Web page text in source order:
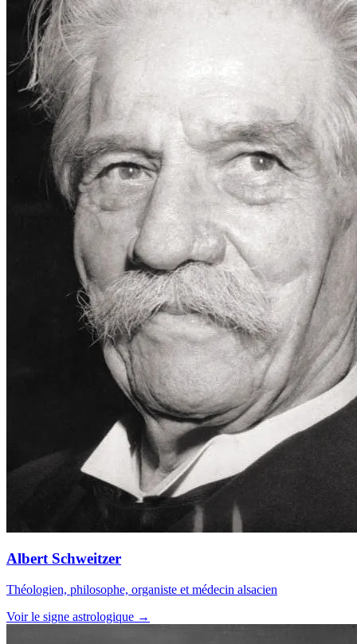
Albert Schweitzer
Théologien, philosophe, organiste et médecin alsacien
Voir le signe astrologique →